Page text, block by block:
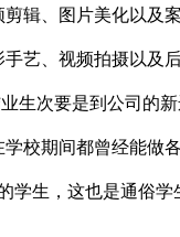
辑、图片美化以及
艺、视频拍摄以及
生次要是到公司的
校期间都曾经能做
学生，这也是通俗